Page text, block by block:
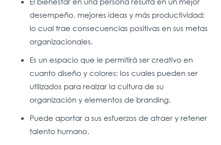
desempeño, mejores ideas y más productividad;
lo cual trae consecuencias positivas en sus metas
organizacionales.
Es un espacio que le permitirá ser creativo en
cuanto diseño y colores; los cuales pueden ser
utilizados para realzar la cultura de su
organización y elementos de branding.
Puede aportar a sus esfuerzos de atraer y retener
talento humano.